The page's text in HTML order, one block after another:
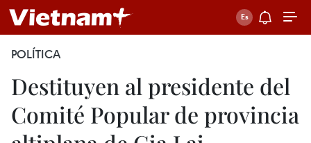
POLÍTICA
Destituyen al presidente del
Comité Popular de provincia